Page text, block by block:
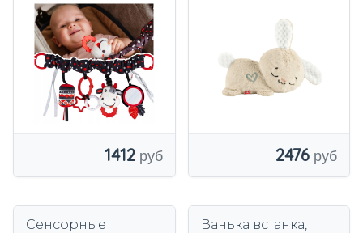
КОЛЯСКИ -
BALIBAZOO 82819
1412
СПАЛЬНИК
2476
Сенсорные
Ванька встанка,